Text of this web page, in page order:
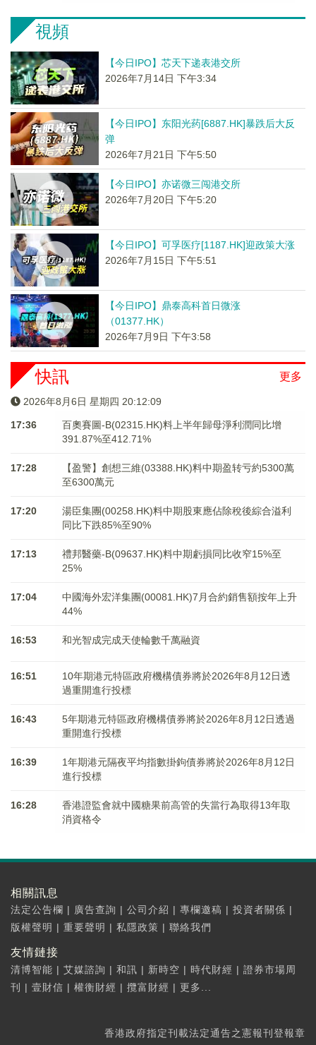
視頻
【今日IPO】芯天下递表港交所
2026年7月14日 下午3:34
【今日IPO】东阳光药[6887.HK]暴跌后大反
弹
2026年7月21日 下午5:50
【今日IPO】亦诺微三闯港交所
2026年7月20日 下午5:20
【今日IPO】可孚医疗[1187.HK]迎政策大涨
2026年7月15日 下午5:51
【今日IPO】鼎泰高科首日微涨
（01377.HK）
2026年7月9日 下午3:58
更多
快訊
2026年8月6日 星期四 20:12:09
17:36
百奧賽圖-B(02315.HK)料上半年歸母淨利潤同比增
391.87%至412.71%
17:28
【盈警】創想三維(03388.HK)料中期盈转亏約5300萬
至6300萬元
17:20
湯臣集團(00258.HK)料中期股東應佔除稅後綜合溢利
同比下跌85%至90%
17:13
禮邦醫藥-B(09637.HK)料中期虧損同比收窄15%至
25%
17:04
中國海外宏洋集團(00081.HK)7月合約銷售額按年上升
44%
16:53 和光智成完成天使輪數千萬融資
16:51
10年期港元特區政府機構債券將於2026年8月12日透
過重開進行投標
16:43
5年期港元特區政府機構債券將於2026年8月12日透過
重開進行投標
16:39
1年期港元隔夜平均指數掛鉤債券將於2026年8月12日
進行投標
16:28
香港證監會就中國糖果前高管的失當行為取得13年取
消資格令
相關訊息
法定公告欄 | 廣告查詢 | 公司介紹 | 專欄邀稿 | 投資者關係 |
版權聲明 | 重要聲明 | 私隱政策 | 聯絡我們
友情鏈接
清博智能 | 艾媒諮詢 | 和訊 | 新時空 | 時代財經 | 證券市場周
刊 | 壹財信 | 權衡財經 | 攬富財經 | 更多...
香港政府指定刊載法定通告之憲報刊登報章